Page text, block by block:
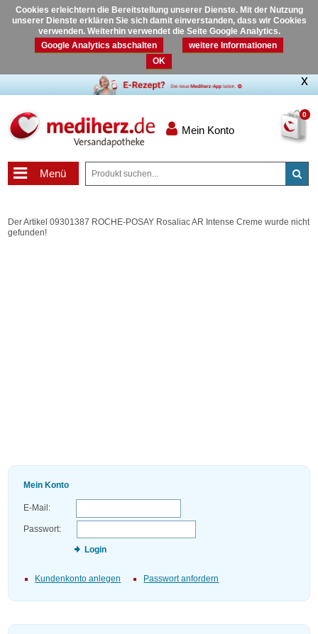
Cookies erleichtern die Bereitstellung unserer Dienste. Mit der Nutzung
unserer Dienste erklären Sie sich damit einverstanden, dass wir Cookies
verwenden. Weiterhin verwendet die Seite Google Analytics.
Google Analytics abschalten
weitere Informationen
OK
0
Mein Konto
Menü
Der Artikel 09301387 ROCHE-POSAY Rosaliac AR Intense Creme wurde nicht
gefunden!
Mein Konto
E-Mail:
Passwort:
Login
Kundenkonto anlegen Passwort anfordern